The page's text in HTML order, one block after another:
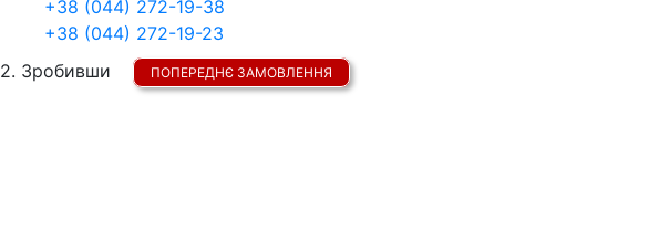
+38 (044) 272-19-38
+38 (044) 272-19-23
2. Зробивши
ПОПЕРЕДНЄ ЗАМОВЛЕННЯ